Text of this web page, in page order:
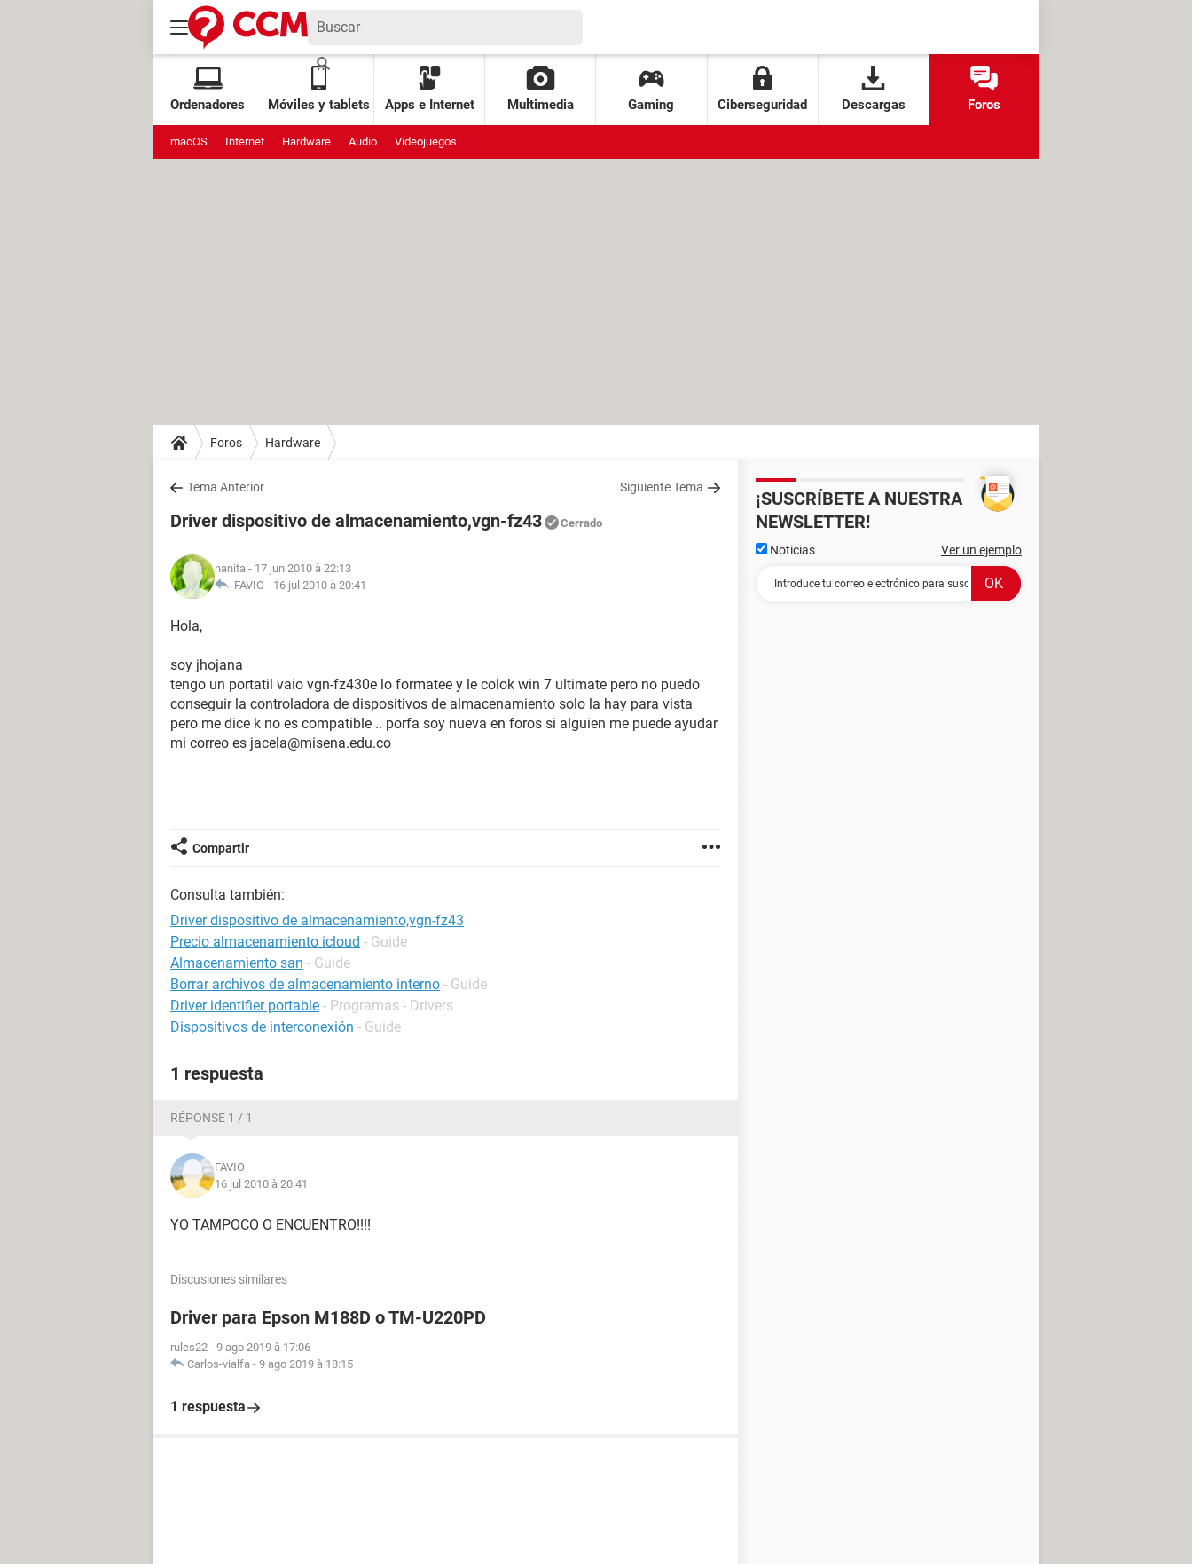
Ordenadores Móviles y tablets Apps e Internet Multimedia Gaming Ciberseguridad Descargas Foros
macOS Internet Hardware Audio Videojuegos
Foros Hardware
Tema Anterior Siguiente Tema
Driver dispositivo de almacenamiento,vgn-fz43 Cerrado
nanita - 17 jun 2010 à 22:13
FAVIO - 16 jul 2010 à 20:41
Hola,
soy jhojana
tengo un portatil vaio vgn-fz430e lo formatee y le colok win 7 ultimate pero no puedo
conseguir la controladora de dispositivos de almacenamiento solo la hay para vista
pero me dice k no es compatible .. porfa soy nueva en foros si alguien me puede ayudar
mi correo es jacela@misena.edu.co
Compartir
Consulta también:
Driver dispositivo de almacenamiento,vgn-fz43
Precio almacenamiento icloud - Guide
Almacenamiento san - Guide
Borrar archivos de almacenamiento interno - Guide
Driver identifier portable - Programas - Drivers
Dispositivos de interconexión - Guide
1 respuesta
RÉPONSE 1 / 1
FAVIO
16 jul 2010 à 20:41
YO TAMPOCO O ENCUENTRO!!!!
Discusiones similares
Driver para Epson M188D o TM-U220PD
rules22 - 9 ago 2019 à 17:06
Carlos-vialfa - 9 ago 2019 à 18:15
1 respuesta
¡SUSCRÍBETE A NUESTRA
NEWSLETTER!
Noticias Ver un ejemplo